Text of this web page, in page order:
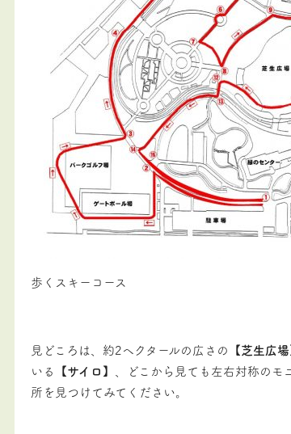
歩くスキーコース
見どころは、約2ヘクタールの広さの【芝生広場
いる【サイロ】、どこから見ても左右対称のモ
所を見つけてみてください。